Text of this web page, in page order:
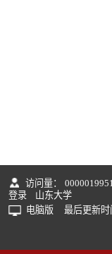
访问量：
登录
山东大学
电脑版
最后更新时